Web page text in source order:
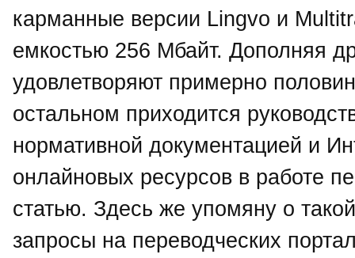
карманные версии Lingvo и
емкостью 256 Мбайт. Дополняя
удовлетворяют примерно
остальном приходится
нормативной документацией и
онлайновых ресурсов в работе
статью. Здесь же упомяну о
запросы на переводческих